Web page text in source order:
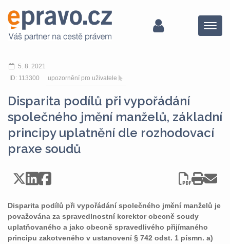
Menu
5. 8. 2021
ID: 113300
upozornění pro uživatele
Disparita podílů při vypořádání
společného jmění manželů, základní
principy uplatnění dle rozhodovací
praxe soudů
Disparita podílů při vypořádání společného jmění manželů je
považována za spravedlnostní korektor obecně soudy
uplatňovaného a jako obecně spravedlivého přijímaného
principu zakotveného v ustanovení § 742 odst. 1 písmn. a)